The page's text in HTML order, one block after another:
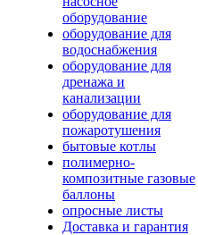
оборудование
оборудование для
водоснабжения
оборудование для
дренажа и
канализации
оборудование для
пожаротушения
бытовые котлы
полимерно-
композитные газовые
баллоны
опросные листы
Доставка и гарантия